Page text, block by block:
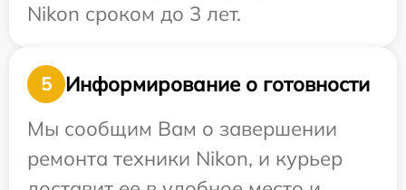
Nikon сроком до 3 лет.
5
Информирование о готовности
Мы сообщим Вам о завершении
ремонта техники Nikon, и курьер